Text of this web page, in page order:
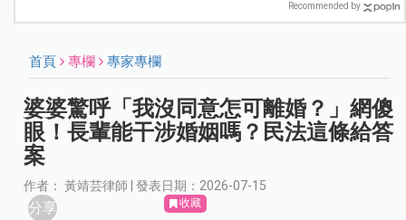
Recommended by
首頁 專欄 專家專欄
婆婆驚呼「我沒同意怎可離婚？」網傻
眼！長輩能干涉婚姻嗎？民法這條給答
案
作者： 黃靖芸律師 | 發表日期：2026-07-15
分享 收藏